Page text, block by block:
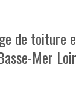
de toiture
Mer